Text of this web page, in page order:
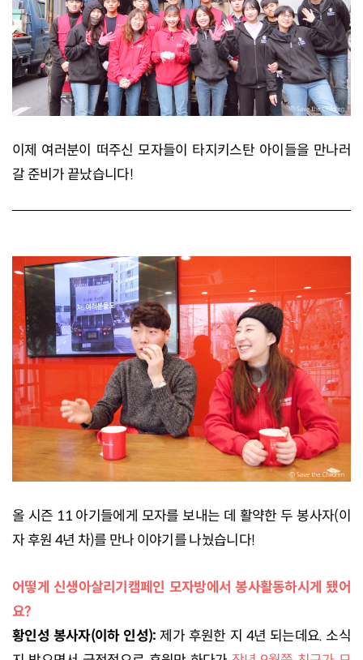
이제 여러분이 떠주신 모자들이 타지키스탄 아이들을 만나러
갈 준비가 끝났습니다!
올 시즌 11 아기들에게 모자를 보내는 데 활약한 두 봉사자(이
자 후원 4년 차)를 만나 이야기를 나눴습니다!
어떻게 신생아살리기캠페인 모자방에서 봉사활동하시게 됐어
요?
황인성 봉사자(이하 인성): 제가 후원한 지 4년 되는데요. 소식